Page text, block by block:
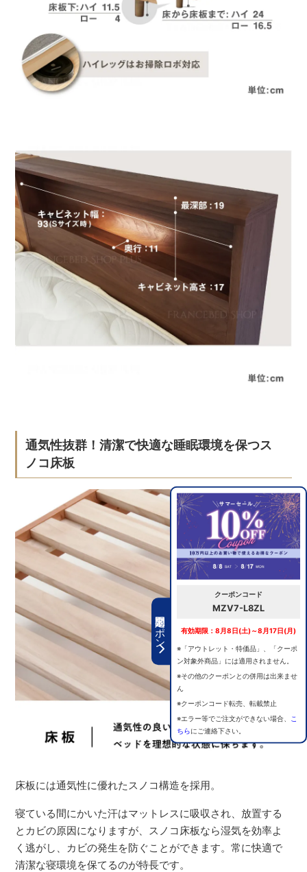
期間限定クーポン
クーポンコード
MZV7-L8ZL
有効期限：8月8日(土)～8月17日(月)
※「アウトレット・特価品」、「クーポ
ン対象外商品」には適用されません。
※その他のクーポンとの併用は出来ませ
ん
※クーポンコード転売、転載禁止
※エラー等でご注文ができない場合、
こ
ちらにご連絡下さい。
通気性抜群！清潔で快適な睡眠環境を保つス
ノコ床板
床板には通気性に優れたスノコ構造を採用。
寝ている間にかいた汗はマットレスに吸収され、放置する
とカビの原因になりますが、スノコ床板なら湿気を効率よ
く逃がし、カビの発生を防ぐことができます。常に快適で
清潔な寝環境を保てるのが特長です。